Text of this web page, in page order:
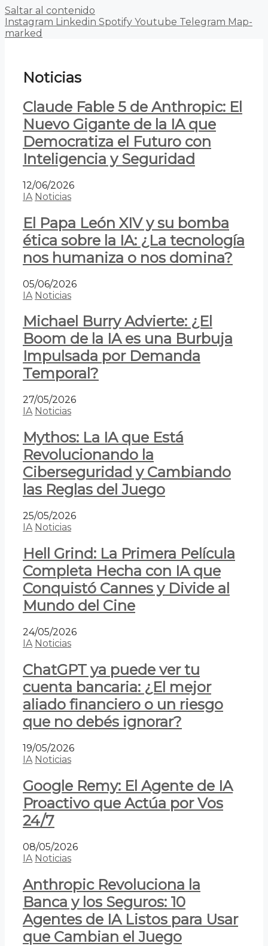
Saltar al contenido
Instagram Linkedin Spotify Youtube Telegram Map-
marked
Noticias
Claude Fable 5 de Anthropic: El
Nuevo Gigante de la IA que
Democratiza el Futuro con
Inteligencia y Seguridad
12/06/2026
IA Noticias
El Papa León XIV y su bomba
ética sobre la IA: ¿La tecnología
nos humaniza o nos domina?
05/06/2026
IA Noticias
Michael Burry Advierte: ¿El
Boom de la IA es una Burbuja
Impulsada por Demanda
Temporal?
27/05/2026
IA Noticias
Mythos: La IA que Está
Revolucionando la
Ciberseguridad y Cambiando
las Reglas del Juego
25/05/2026
IA Noticias
Hell Grind: La Primera Película
Completa Hecha con IA que
Conquistó Cannes y Divide al
Mundo del Cine
24/05/2026
IA Noticias
ChatGPT ya puede ver tu
cuenta bancaria: ¿El mejor
aliado financiero o un riesgo
que no debés ignorar?
19/05/2026
IA Noticias
Google Remy: El Agente de IA
Proactivo que Actúa por Vos
24/7
08/05/2026
IA Noticias
Anthropic Revoluciona la
Banca y los Seguros: 10
Agentes de IA Listos para Usar
que Cambian el Juego